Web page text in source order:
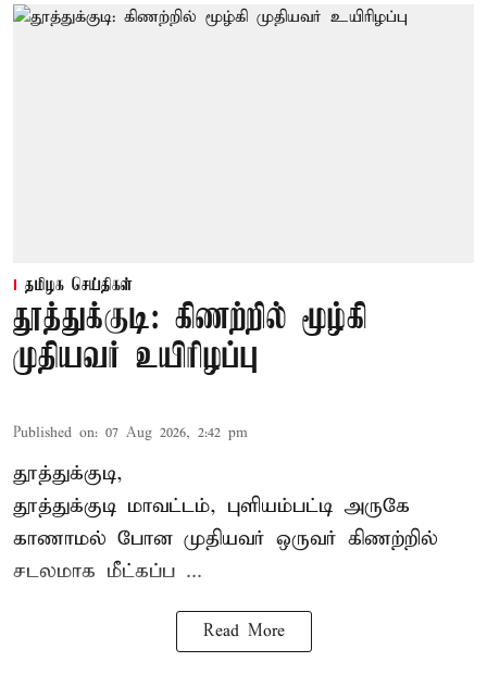
தமிழக செய்திகள்
தூத்துக்குடி: கிணற்றில் மூழ்கி
முதியவர் உயிரிழப்பு
Published on: 07 Aug 2026, 2:42 pm
தூத்துக்குடி,
தூத்துக்குடி மாவட்டம், புளியம்பட்டி அருகே
காணாமல் போன முதியவர் ஒருவர் கிணற்றில்
சடலமாக மீட்கப்ப ...
Read More